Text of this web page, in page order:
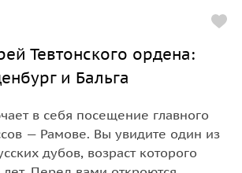
Тевтонского ордена:
и Бальга
в себя посещение главного
— Рамове. Вы увидите один из
дубов, возраст которого